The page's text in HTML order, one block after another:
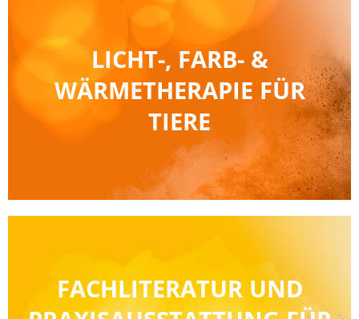
LICHT-, FARB- &
WÄRMETHERAPIE FÜR
TIERE
FACHLITERATUR UND